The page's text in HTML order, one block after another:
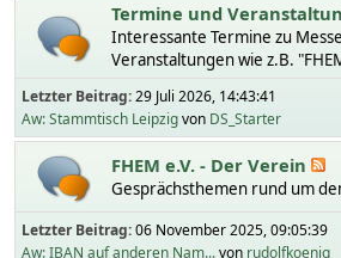
Termine und
Interessante Termine zu
Veranstaltungen wie z.B.
Letzter Beitrag:29 Juli 2026, 14:43:41
Aw: Stammtisch Leipzigvon DS_Starter
FHEM e.V. - Der Verein
Gesprächsthemen rund um
Letzter Beitrag:06 November 2025, 09:05:39
Aw: IBAN auf anderen Nam...von rudolfkoenig